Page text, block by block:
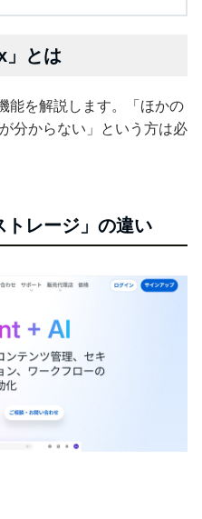
」とは
能を解説します。「ほかの
分からない」という方は必
レージ」の違い